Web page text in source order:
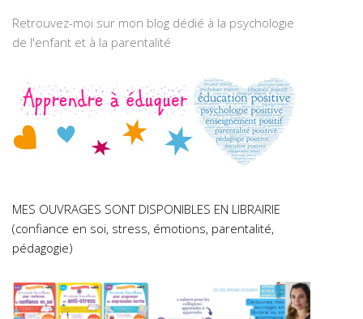
Retrouvez-moi sur mon blog dédié à la psychologie
de l'enfant et à la parentalité
MES OUVRAGES SONT DISPONIBLES EN LIBRAIRIE
(confiance en soi, stress, émotions, parentalité,
pédagogie)